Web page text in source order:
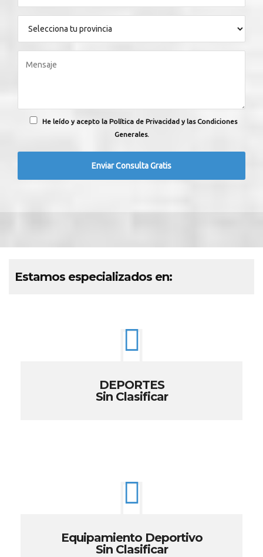
He leído y acepto la Política de Privacidad y las Condiciones
Generales.
Estamos especializados en:
DEPORTES
Sin Clasificar
Equipamiento Deportivo
Sin Clasificar